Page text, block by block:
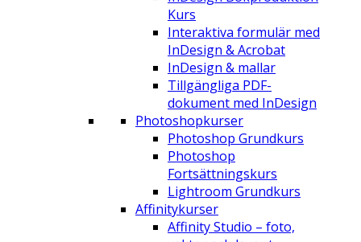
Kurs
Interaktiva formulär med
InDesign & Acrobat
InDesign & mallar
Tillgängliga PDF-
dokument med InDesign
Photoshopkurser
Photoshop Grundkurs
Photoshop
Fortsättningskurs
Lightroom Grundkurs
Affinitykurser
Affinity Studio – foto,